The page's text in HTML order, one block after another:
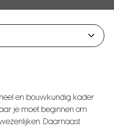
en bouwkundig kader
je moet beginnen om
Daarnaast